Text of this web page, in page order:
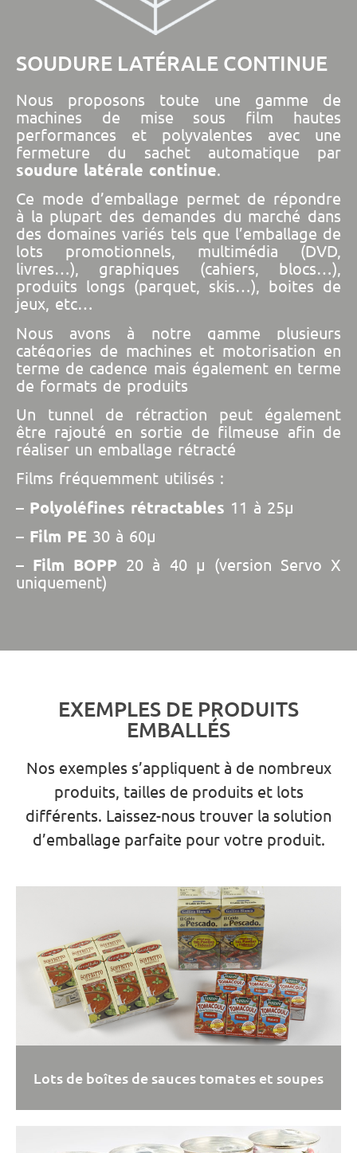
SOUDURE LATÉRALE CONTINUE
Nous proposons toute une gamme de
machines de mise sous film hautes
performances et polyvalentes avec une
fermeture du sachet automatique par
soudure latérale continue.
Ce mode d’emballage permet de répondre
à la plupart des demandes du marché dans
des domaines variés tels que l’emballage de
lots promotionnels, multimédia (DVD,
livres…), graphiques (cahiers, blocs…),
produits longs (parquet, skis…), boites de
jeux, etc…
Nous avons à notre gamme plusieurs
catégories de machines et motorisation en
terme de cadence mais également en terme
de formats de produits
Un tunnel de rétraction peut également
être rajouté en sortie de filmeuse afin de
réaliser un emballage rétracté
Films fréquemment utilisés :
– Polyoléfines rétractables 11 à 25µ
– Film PE 30 à 60µ
– Film BOPP 20 à 40 µ (version Servo X
uniquement)
EXEMPLES DE PRODUITS
EMBALLÉS
Nos exemples s’appliquent à de nombreux
produits, tailles de produits et lots
différents. Laissez-nous trouver la solution
d’emballage parfaite pour votre produit.
Lots de boîtes de sauces tomates et soupes